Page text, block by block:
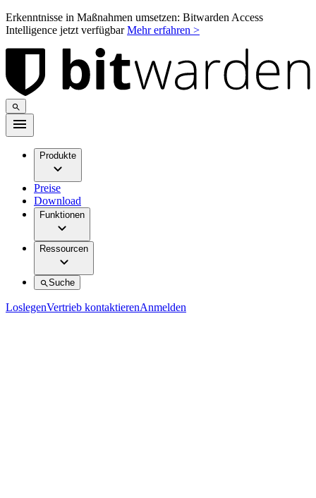
Erkenntnisse in Maßnahmen umsetzen: Bitwarden Access
Intelligence jetzt verfügbarMehr erfahren >
Produkte
Preise
Download
Funktionen
Ressourcen
Suche
LoslegenVertrieb kontaktierenAnmelden